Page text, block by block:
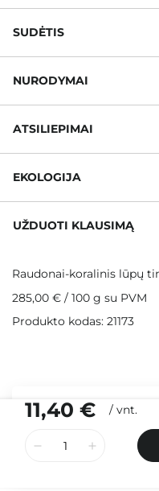
11,40 € / vnt.
SUDĖTIS
NURODYMAI
ATSILIEPIMAI
EKOLOGIJA
UŽDUOTI KLAUSIMĄ
Raudonai-koralinis lūpų
285,00 € / 100 g su PVM
Produkto kodas: 21173